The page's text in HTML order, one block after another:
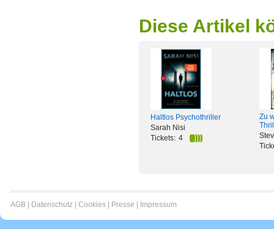
Diese Artikel
Haltlos Psychothriller
Sarah Nisi
Tickets: 4
Zu
AGB Datenschutz Cookies Presse Impressum